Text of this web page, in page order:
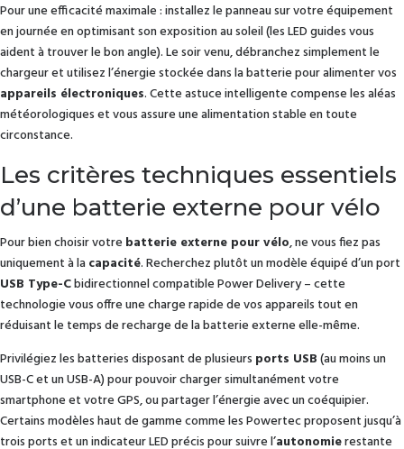
Pour une efficacité maximale : installez le panneau sur votre équipement
en journée en optimisant son exposition au soleil (les LED guides vous
aident à trouver le bon angle). Le soir venu, débranchez simplement le
chargeur et utilisez l’énergie stockée dans la batterie pour alimenter vos
appareils électroniques. Cette astuce intelligente compense les aléas
météorologiques et vous assure une alimentation stable en toute
circonstance.
Les critères techniques essentiels
d’une batterie externe pour vélo
Pour bien choisir votre batterie externe pour vélo, ne vous fiez pas
uniquement à lacapacité. Recherchez plutôt un modèle équipé d’un port
USB Type-Cbidirectionnel compatible Power Delivery – cette
technologie vous offre une charge rapide de vos appareils tout en
réduisant le temps de recharge de la batterie externe elle-même.
Privilégiez les batteries disposant de plusieurs ports USB(au moins un
USB-C et un USB-A) pour pouvoir charger simultanément votre
smartphone et votre GPS, ou partager l’énergie avec un coéquipier.
Certains modèles haut de gamme comme les Powertec proposent jusqu’à
trois ports et un indicateur LED précis pour suivre l’autonomierestante